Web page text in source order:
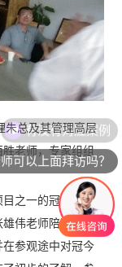
总及其管理高层
老师，专家组组
之一的冠今光电
伟老师陪同参
参观途中对冠今
可以上面拜访吗？